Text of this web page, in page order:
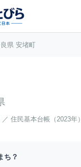
県 安堵町
／ 住民基本台帳（2023年）
ち？